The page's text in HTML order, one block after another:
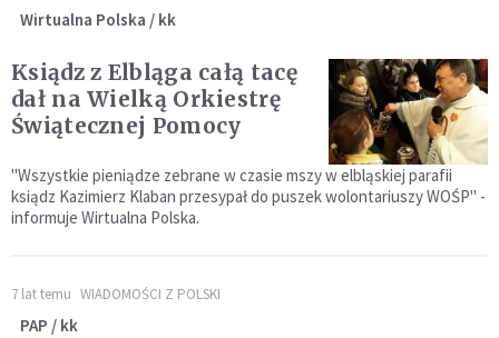
Wirtualna Polska / kk
Ksiądz z Elbląga całą tacę
dał na Wielką Orkiestrę
Świątecznej Pomocy
"Wszystkie pieniądze zebrane w czasie mszy w elbląskiej parafii
ksiądz Kazimierz Klaban przesypał do puszek wolontariuszy WOŚP" -
informuje Wirtualna Polska.
7 lat temu WIADOMOŚCI Z POLSKI
PAP / kk